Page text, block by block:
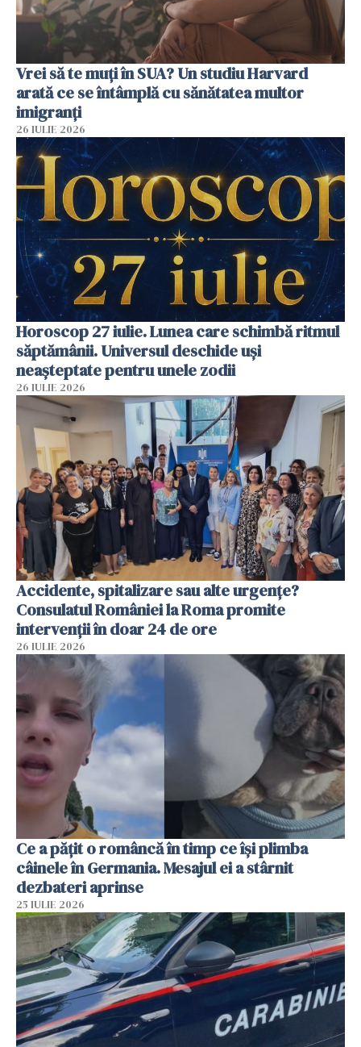
Vrei să te muți în SUA? Un studiu Harvard
arată ce se întâmplă cu sănătatea multor
imigranți
26 IULIE 2026
Horoscop 27 iulie. Lunea care schimbă ritmul
săptămânii. Universul deschide uși
neașteptate pentru unele zodii
26 IULIE 2026
Accidente, spitalizare sau alte urgențe?
Consulatul României la Roma promite
intervenții în doar 24 de ore
26 IULIE 2026
Ce a pățit o româncă în timp ce își plimba
câinele în Germania. Mesajul ei a stârnit
dezbateri aprinse
25 IULIE 2026